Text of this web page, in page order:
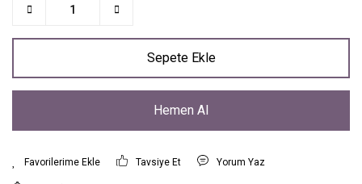
Sepete Ekle
Hemen Al
Tavsiye Et Yorum Yaz